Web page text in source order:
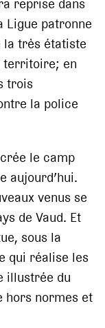
reprise dans
Ligue patronne
très étatiste
territoire; en
trois
la police
le camp
aujourd’hui.
venus se
de Vaud. Et
sous la
qui réalise les
illustrée du
hors normes et